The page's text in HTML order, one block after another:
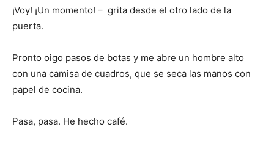
¡Voy! ¡Un momento! – grita desde el otro lado de la
puerta.
Pronto oigo pasos de botas y me abre un hombre alto
con una camisa de cuadros, que se seca las manos con
papel de cocina.
Pasa, pasa. He hecho café.